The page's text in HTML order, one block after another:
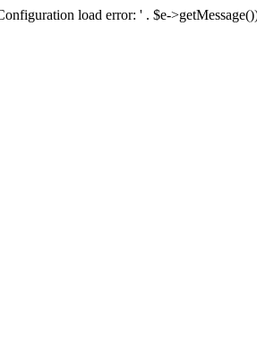
load error: ' . $e-